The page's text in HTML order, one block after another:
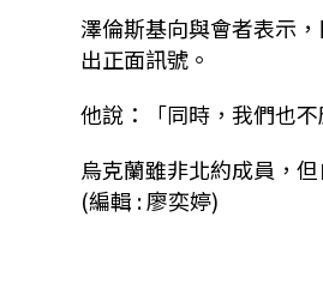
澤倫斯基向與會者表示
出正面訊號。
他說：「同時，我們也
烏克蘭雖非北約成員，
(編輯 : 廖奕婷)